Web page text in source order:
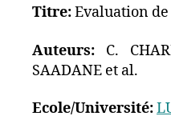
Titre:Evaluation
Auteurs: C.
SAADANE et al.
Ecole/Université: